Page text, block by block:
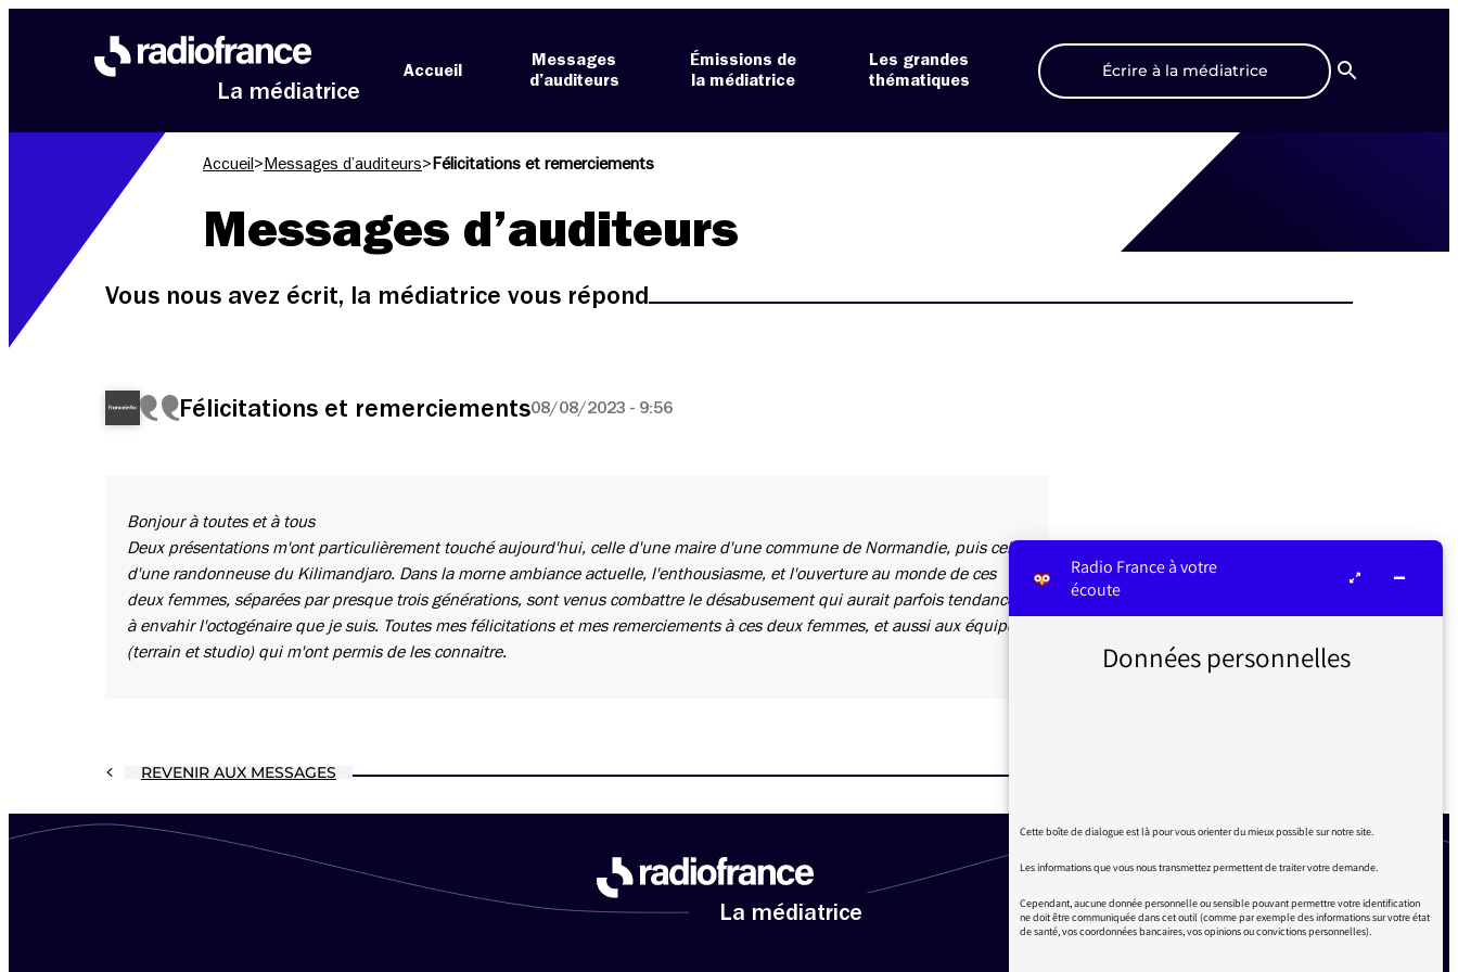
La médiatrice
Accueil
Messages
d’auditeurs
Émissions de
la médiatrice
Les grandes
thématiques
Écrire à la médiatrice
Recherche
Accueil > Messages d’auditeurs> Félicitations et remerciements
Messages d’auditeurs
Vous nous avez écrit, la médiatrice vous répond
Félicitations et remerciements08/08/2023 - 9:56
Bonjour à toutes et à tous
Deux présentations m'ont particulièrement touché aujourd'hui, celle d'une maire d'une commune de Normandie, puis celle
d'une randonneuse du Kilimandjaro. Dans la morne ambiance actuelle, l'enthousiasme, et l'ouverture au monde de ces
deux femmes, séparées par presque trois générations, sont venus combattre le désabusement qui aurait parfois tendance
à envahir l'octogénaire que je suis. Toutes mes félicitations et mes remerciements à ces deux femmes, et aussi aux équipes
(terrain et studio) qui m'ont permis de les connaitre.
REVENIR AUX MESSAGES
La médiatrice
Radio France à votre
écoute
Données personnelles
Cette boîte de dialogue est là pour vous orienter du mieux possible sur notre site.
Les informations que vous nous transmettez permettent de traiter votre demande.
Cependant, aucune donnée personnelle ou sensible pouvant permettre votre identification
ne doit être communiquée dans cet outil (comme par exemple des informations sur votre état
de santé, vos coordonnées bancaires, vos opinions ou convictions personnelles).